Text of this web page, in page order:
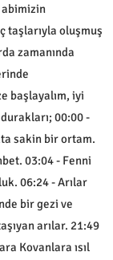
abimizin
taşlarıyla oluşmuş
zamanında
başlayalım, iyi
00:00 -
sakin bir ortam.
03:04 - Fenni
06:24 - Arılar
bir gezi ve
arılar. 21:49
Kovanlara ısıl